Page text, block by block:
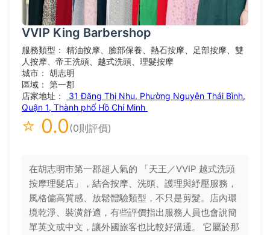
VVIP King Barbershop
服務類型： 精油按摩、臉部保養、熱石按摩、足部按摩、雙
人按摩、帝王洗頭、越式洗頭、理髮按摩
城市： 胡志明
區域： 第一郡
店家地址：
31 Đặng Thị Nhu, Phường Nguyễn Thái Bình,
Quận 1, Thành phố Hồ Chí Minh
⭐ 0.0(0則評價)
在胡志明市第一郡超人氣的 「天王／VVIP 越式洗頭
按摩理髮店」，結合按摩、洗頭、護理與紓壓服務，
風格偏高質感、放鬆體驗類型，不只是剪髮。店內環
境乾淨、裝潢舒適，有些評價指出服務人員也會說簡
單英文或中文，讓外國旅客也比較好溝通。 它屬於那